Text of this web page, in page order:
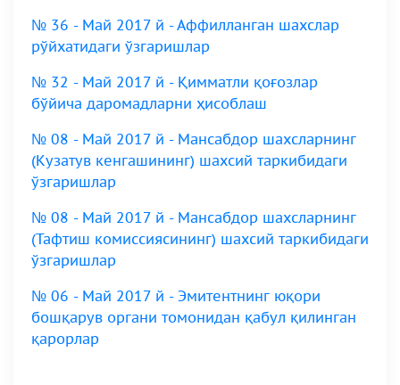
№ 36 - Май 2017 й - Аффилланган шахслар
рўйхатидаги ўзгаришлар
№ 32 - Май 2017 й - Қимматли қоғозлар
бўйича даромадларни ҳисоблаш
№ 08 - Май 2017 й - Мансабдор шахсларнинг
(Кузатув кенгашининг) шахсий таркибидаги
ўзгаришлар
№ 08 - Май 2017 й - Мансабдор шахсларнинг
(Тафтиш комиссиясининг) шахсий таркибидаги
ўзгаришлар
№ 06 - Май 2017 й - Эмитентнинг юқори
бошқарув органи томонидан қабул қилинган
қарорлар